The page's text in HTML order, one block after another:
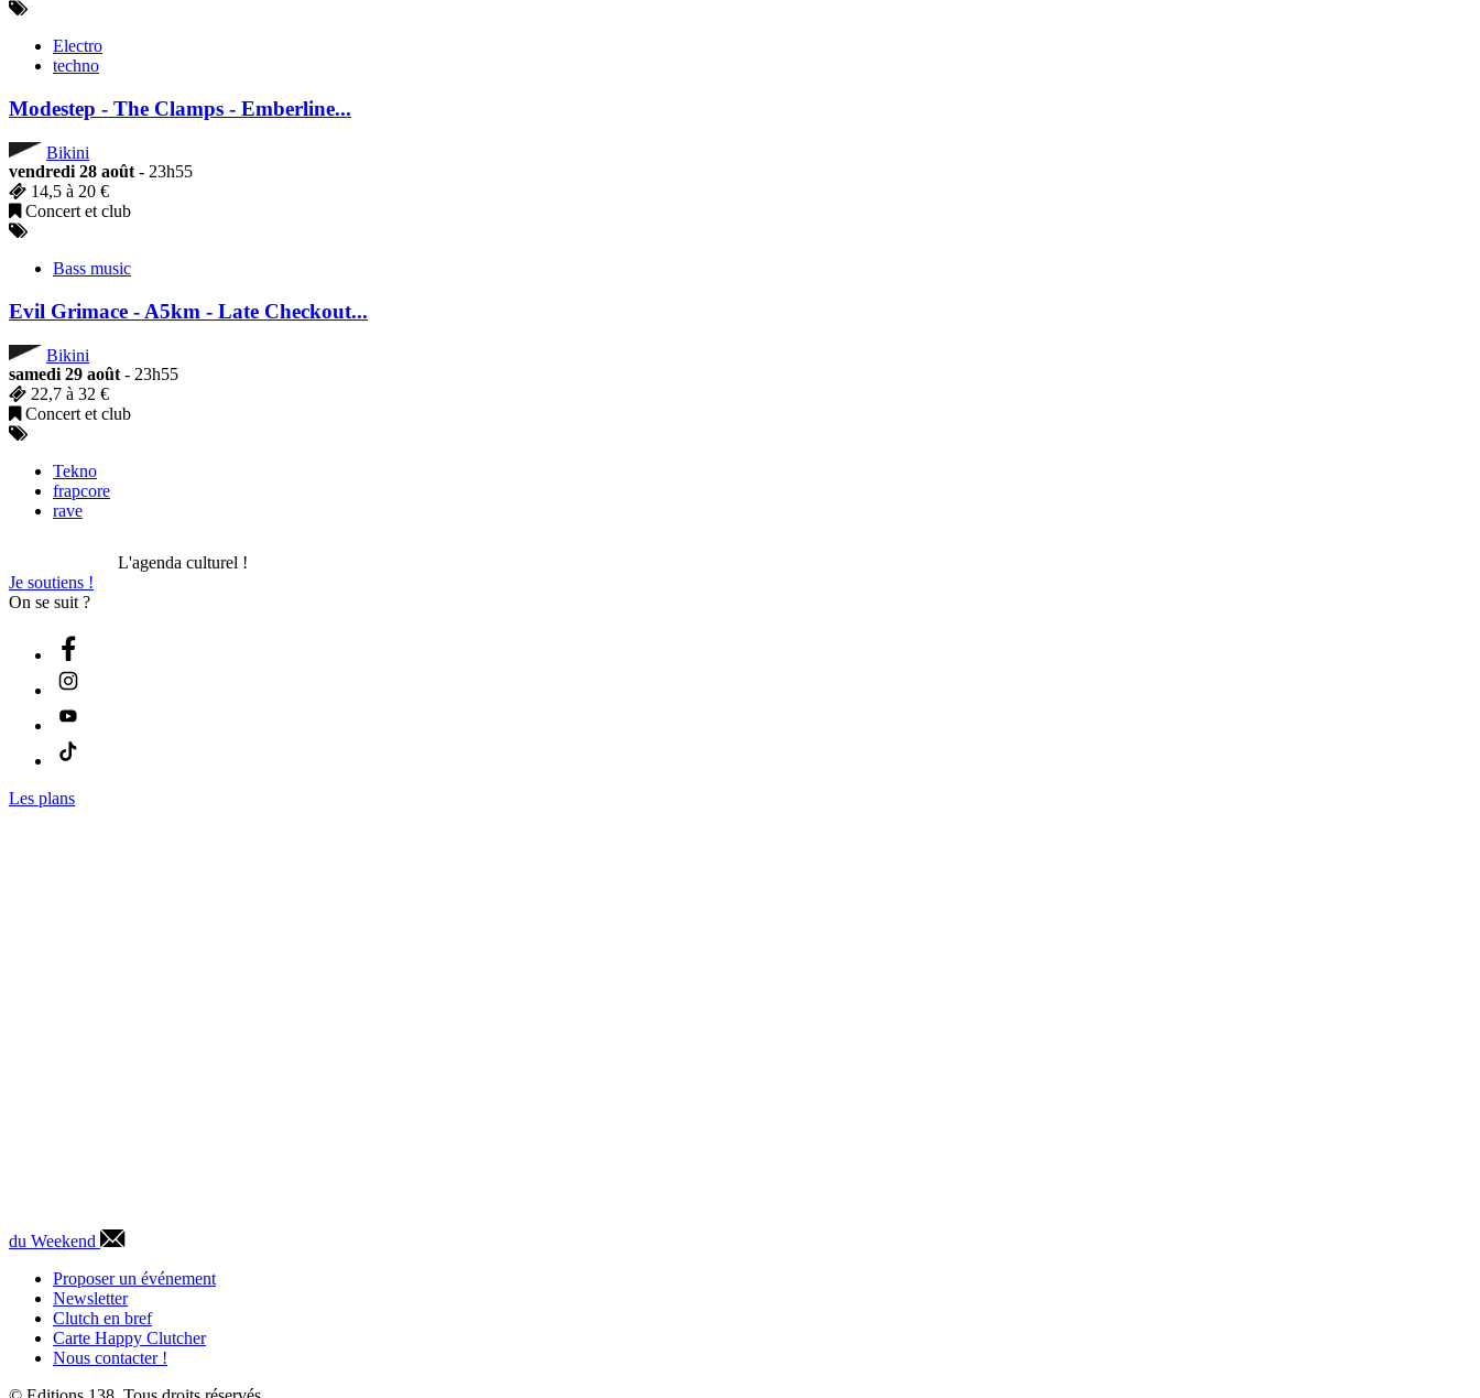
Electro
techno
Modestep - The Clamps - Emberline...
Bikini
vendredi 28 août- 23h55
14,5 à 20 €
Concert et club
Bass music
Evil Grimace - A5km - Late Checkout...
Bikini
samedi 29 août- 23h55
22,7 à 32 €
Concert et club
Tekno
frapcore
rave
L'agenda culturel !
Je soutiens !
On se suit ?
Les plans
du Weekend
Proposer un événement
Newsletter
Clutch en bref
Carte Happy Clutcher
Nous contacter !